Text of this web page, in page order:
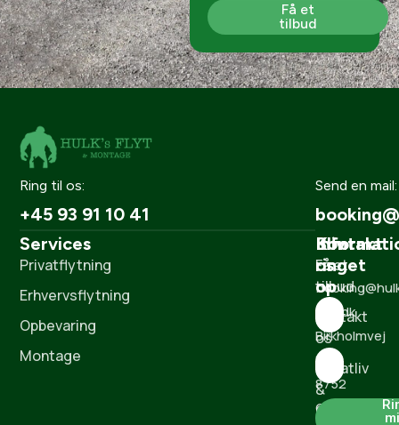
Få et
tilbud
Ring til os:
+45 93 91 10 41
Send en mail:
Services
Privatflytning
Erhvervsflytning
Opbevaring
Montage
Få et
tilbud
Kontakt
os
Privatliv
&
Cookies
Kontakt
os
flyt.dk
Birkholmvej
1
8752
Østbirk
Bliv
ringet
op